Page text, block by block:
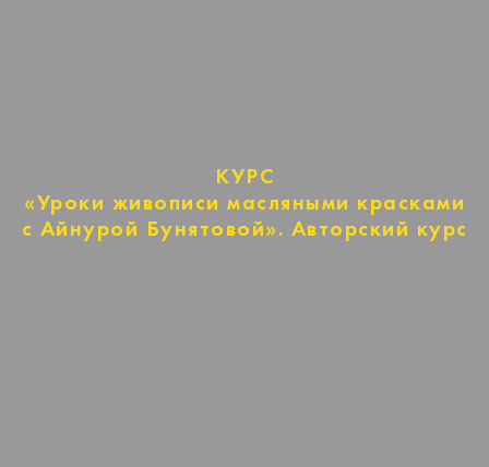
КУРС
«Уроки живописи масляными красками
с Айнурой Бунятовой». Авторский курс